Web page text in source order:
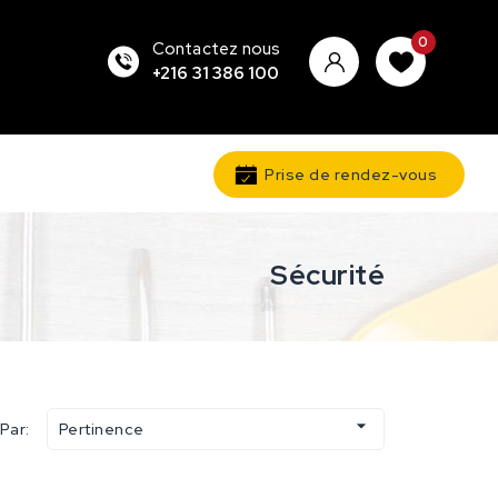
0
Contactez nous
+216 31 386 100
Prise de rendez-vous
Sécurité
Pertinence 